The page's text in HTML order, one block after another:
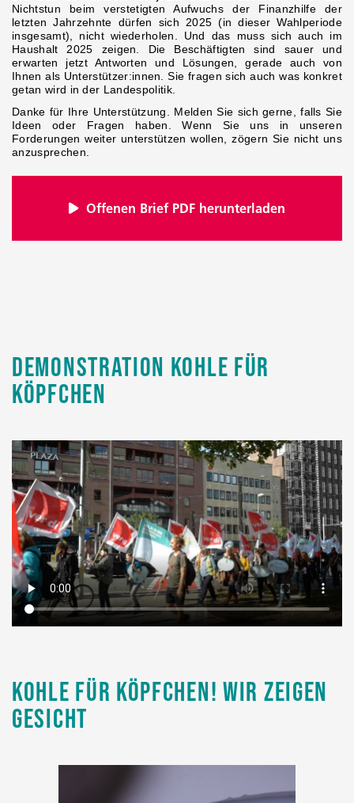
Nichtstun beim verstetigten Aufwuchs der Finanzhilfe der
letzten Jahrzehnte dürfen sich 2025 (in dieser Wahlperiode
insgesamt), nicht wiederholen. Und das muss sich auch im
Haushalt 2025 zeigen. Die Beschäftigten sind sauer und
erwarten jetzt Antworten und Lösungen, gerade auch von
Ihnen als Unterstützer:innen. Sie fragen sich auch was konkret
getan wird in der Landespolitik.
Danke für Ihre Unterstützung. Melden Sie sich gerne, falls Sie
Ideen oder Fragen haben. Wenn Sie uns in unseren
Forderungen weiter unterstützen wollen, zögern Sie nicht uns
anzusprechen.
Offenen Brief PDF herunterladen
Demonstration Kohle für
Köpfchen
Kohle für Köpfchen! Wir zeigen
Gesicht